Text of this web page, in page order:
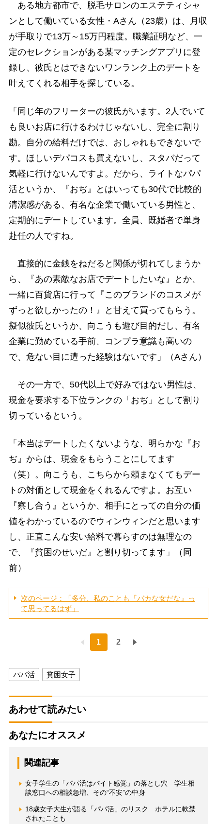
ある地方都市で、脱毛サロンのエステティシャ
ンとして働いている女性・Aさん（23歳）は、月収
が手取りで13万～15万円程度。職業証明など、一
定のセレクションがある某マッチングアプリに登
録し、彼氏とはできないワンランク上のデートを
叶えてくれる相手を探している。
「同じ年のフリーターの彼氏がいます。2人でいて
も良いお店に行けるわけじゃないし、完全に割り
勘。自分の給料だけでは、おしゃれもできないで
す。ほしいデパコスも買えないし、スタバだって
気軽に行けないんですよ。だから、ライトなパパ
活というか、『おぢ』とはいっても30代で比較的
清潔感がある、有名な企業で働いている男性と、
定期的にデートしています。全員、既婚者で単身
赴任の人ですね。
直接的に金銭をねだると関係が切れてしまうか
ら、『あの素敵なお店でデートしたいな』とか、
一緒に百貨店に行って『このブランドのコスメが
ずっと欲しかったの！』と甘えて買ってもらう。
擬似彼氏というか、向こうも遊び目的だし、有名
企業に勤めている手前、コンプラ意識も高いの
で、危ない目に遭った経験はないです」（Aさん）
その一方で、50代以上で好みではない男性は、
現金を要求する下位ランクの「おぢ」として割り
切っているという。
「本当はデートしたくないような、明らかな『お
ぢ』からは、現金をもらうことにしてます
（笑）。向こうも、こちらから頼まなくてもデー
トの対価として現金をくれるんですよ。お互い
『察し合う』というか、相手にとっての自分の価
値をわかっているのでウィンウィンだと思います
し、正直こんな安い給料で暮らすのは無理なの
で、『貧困のせいだ』と割り切ってます」（同
前）
次のページ：「多分、私のことも『バカな女だな』っ
て思ってるはず」
1 2
パパ活 貧困女子
あわせて読みたい
あなたにオススメ
関連記事
女子学生の「パパ活はバイト感覚」の落とし穴 学生相
談窓口への相談急増、その“不安”の中身
18歳女子大生が語る「パパ活」のリスク ホテルに軟禁
されたことも